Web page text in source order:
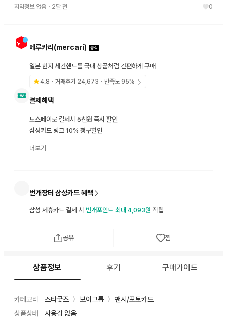
지역정보 없음 ・ 2달 전 0
메루카리(mercari)
일본 현지 세컨핸드를 국내 상품처럼 간편하게 구매
4.8 ・거래후기 24,673 ・만족도95%
결제혜택
토스페이로 결제시 5천원 즉시 할인
삼성카드 링크 10% 청구할인
더보기
번개장터 삼성카드 혜택
삼성 제휴카드 결제 시 번개포인트 최대 4,093원 적립
공유 찜
상품정보 후기 구매가이드
카테고리 스타굿즈 〉 보이그룹 〉
팬시/포토카드
상품상태
사용감 없음